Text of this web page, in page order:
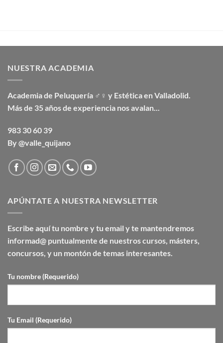
NUESTRA ACADEMIA
Academia de Peluquería ♂♀ y Estética en Valladolid.
Más de 35 años de experiencia nos avalan...
983 30 60 39
By @valle_quijano
APÚNTATE A NUESTRA NEWSLETTER
Escribe aquí tu nombre y tu email y te mantendremos
informad@ puntualmente de nuestros cursos, másters,
concursos, y un montón de temas interesantes.
Tu nombre (Requerido)
Tu Email (Requerido)